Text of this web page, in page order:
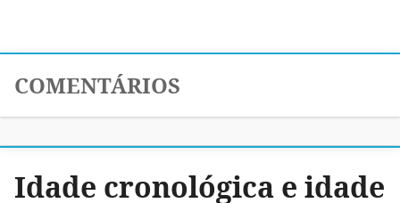
COMENTÁRIOS